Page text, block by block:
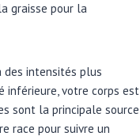
graisse pour la
des intensités plus
inférieure, votre corps est
sont la principale source
race pour suivre un